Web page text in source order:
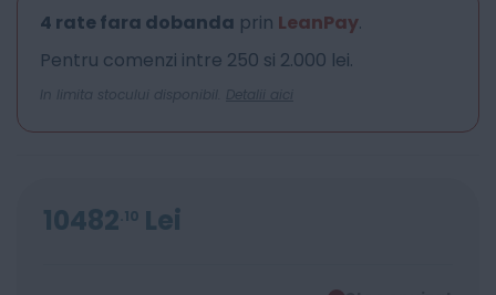
4 rate fara dobanda prin LeanPay.
Pentru comenzi intre 250 si 2.000 lei.
In limita stocului disponibil. Detalii aici
10482 10 Lei